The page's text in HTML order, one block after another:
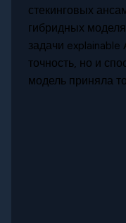
стекинговых
гибридных
задачи explainable
точность, но и
модель приняла